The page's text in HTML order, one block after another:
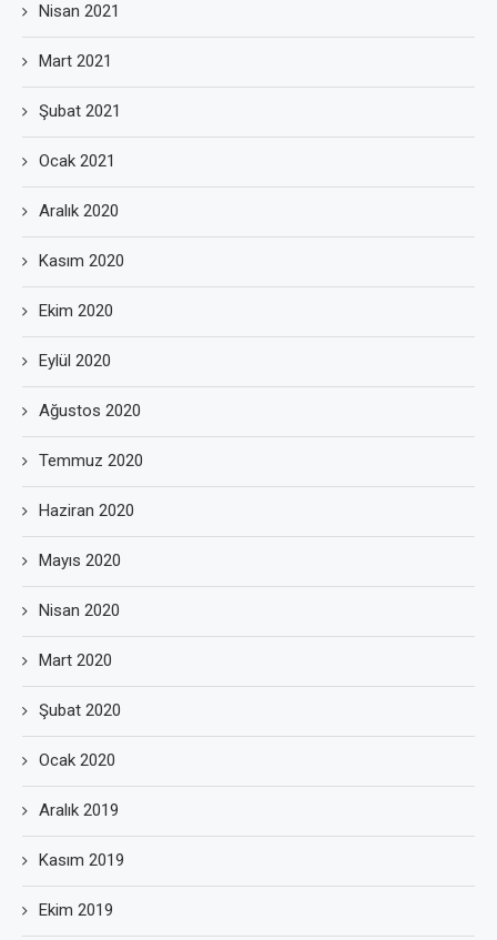
Nisan 2021
Mart 2021
Şubat 2021
Ocak 2021
Aralık 2020
Kasım 2020
Ekim 2020
Eylül 2020
Ağustos 2020
Temmuz 2020
Haziran 2020
Mayıs 2020
Nisan 2020
Mart 2020
Şubat 2020
Ocak 2020
Aralık 2019
Kasım 2019
Ekim 2019